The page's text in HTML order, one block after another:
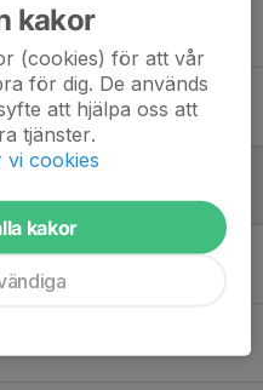
kakor
(cookies) för att vår
för dig. De används
att hjälpa oss att
tjänster.
vi cookies
kakor